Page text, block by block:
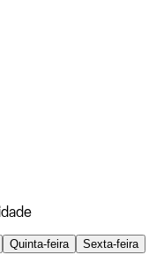
Quinta-feira
Sexta-feira